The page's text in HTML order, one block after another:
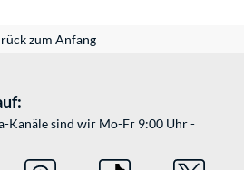
zum Anfang
Kanäle sind wir Mo-Fr 9:00 Uhr -